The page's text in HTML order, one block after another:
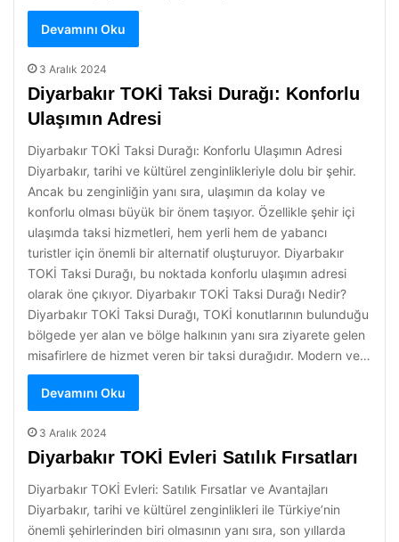
Devamını Oku
3 Aralık 2024
Diyarbakır TOKİ Taksi Durağı: Konforlu
Ulaşımın Adresi
Diyarbakır TOKİ Taksi Durağı: Konforlu Ulaşımın Adresi
Diyarbakır, tarihi ve kültürel zenginlikleriyle dolu bir şehir.
Ancak bu zenginliğin yanı sıra, ulaşımın da kolay ve
konforlu olması büyük bir önem taşıyor. Özellikle şehir içi
ulaşımda taksi hizmetleri, hem yerli hem de yabancı
turistler için önemli bir alternatif oluşturuyor. Diyarbakır
TOKİ Taksi Durağı, bu noktada konforlu ulaşımın adresi
olarak öne çıkıyor. Diyarbakır TOKİ Taksi Durağı Nedir?
Diyarbakır TOKİ Taksi Durağı, TOKİ konutlarının bulunduğu
bölgede yer alan ve bölge halkının yanı sıra ziyarete gelen
misafirlere de hizmet veren bir taksi durağıdır. Modern ve…
Devamını Oku
3 Aralık 2024
Diyarbakır TOKİ Evleri Satılık Fırsatları
Diyarbakır TOKİ Evleri: Satılık Fırsatlar ve Avantajları
Diyarbakır, tarihi ve kültürel zenginlikleri ile Türkiye’nin
önemli şehirlerinden biri olmasının yanı sıra, son yıllarda